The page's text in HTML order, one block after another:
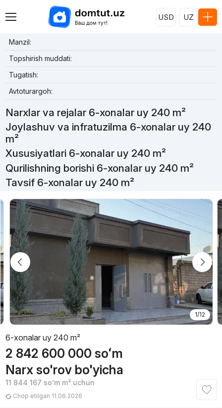
USD UZ
Manzil:
Topshirish muddati:
Tugatish:
Avtoturargoh:
Narxlar va rejalar 6-xonalar uy 240 m²
Joylashuv va infratuzilma 6-xonalar uy 240
m²
Xususiyatlari 6-xonalar uy 240 m²
Qurilishning borishi 6-xonalar uy 240 m²
Tavsif 6-xonalar uy 240 m²
1/12
6-xonalar uy 240 m²
2 842 600 000 soʻm
Narx so'rov bo'yicha
11 844 167 soʻmm² uchun
Chop etilgan 11.06.2026